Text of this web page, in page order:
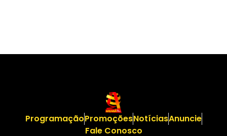
ProgramaçãoPromoçõesNotíciasAnuncie
Fale Conosco